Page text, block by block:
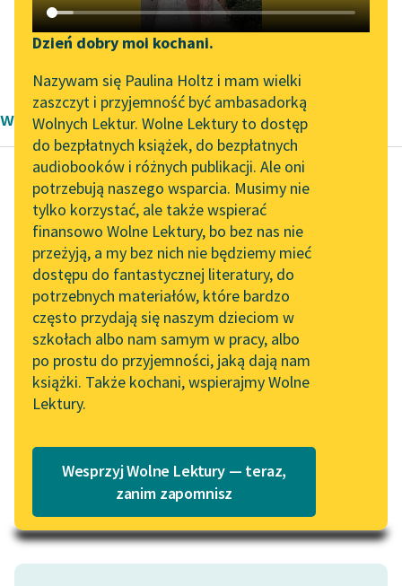
Katalog DAISY
Podkasty o książkach
Zgłoś brak utworu
Aktualności
Spotkanie z Katarzyną
Tunkiel w Oslo
Wolne Lektury na 32.
Pol’and’Rock Festivalu
„Kochanek Lady
Chatterley” do słuchania
na Wolnych Lekturach
Nowy audiobook –
„Marzenie o Oriencie”
Sophie Elkan
Kolekcja Nadwyraz.com x
Wolne Lektury – idealna na
Lektury szkolne i klasyka
Narzędzia
Mapa Wolnych Lektur
Leśmianator
Przewodnik dla piszących i
czytających
API
OAI-PMH
Widget Wolnych Lektur
Przypisy
Katalog w formacie PDF
Dzień dobry moi kochani.
Nazywam się Paulina Holtz i mam wielki
zaszczyt i przyjemność być ambasadorką
Wolnych Lektur. Wolne Lektury to dostęp
do bezpłatnych książek, do bezpłatnych
audiobooków i różnych publikacji. Ale oni
potrzebują naszego wsparcia. Musimy nie
tylko korzystać, ale także wspierać
finansowo Wolne Lektury, bo bez nas nie
przeżyją, a my bez nich nie będziemy mieć
dostępu do fantastycznej literatury, do
potrzebnych materiałów, które bardzo
często przydają się naszym dzieciom w
szkołach albo nam samym w pracy, albo
po prostu do przyjemności, jaką dają nam
książki. Także kochani, wspierajmy Wolne
Lektury.
Wesprzyj Wolne Lektury — teraz,
zanim zapomnisz
Otto zur Linde ✖ Wiersz
wiersze Modernizm Ottona zur Linde
Otto zur Linde
Krzewom nad moją
drogą
Krzewom nad moją
drogą
Opadły uschłe pączki,
Dzieci czekać nie
strączki...
Czytaj więcej